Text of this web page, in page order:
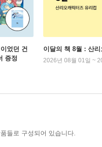
었던 건
증정
이달의 책 8월 : 산리
2026년 08월 01일 ~
들로 구성되어 있습니다.